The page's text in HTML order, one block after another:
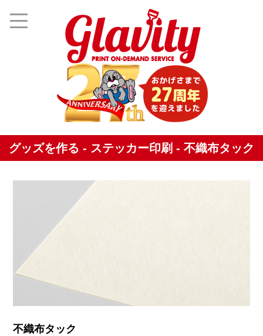
グッズを作る - ステッカー印刷 - 不織布タック
不織布タック